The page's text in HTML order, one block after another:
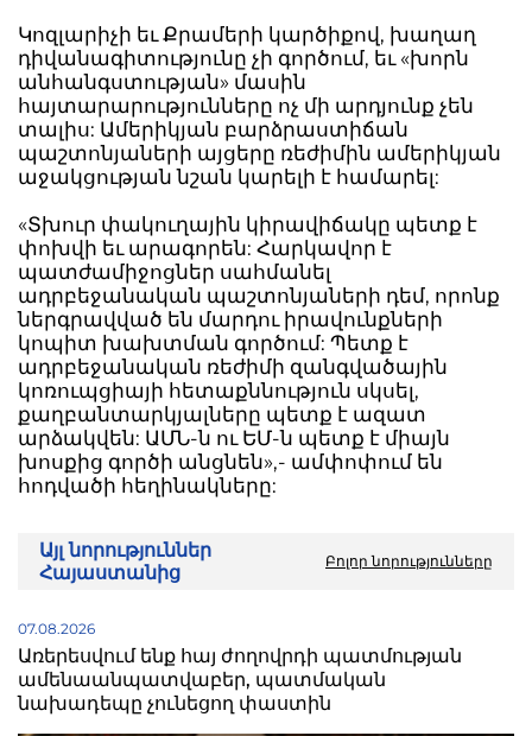
Կոզլարիչի եւ Քրամերի կարծիքով, խաղաղ
դիվանագիտությունը չի գործում, եւ «խորն
անհանգստության» մասին
հայտարարությունները ոչ մի արդյունք չեն
տալիս: Ամերիկյան բարձրաստիճան
պաշտոնյաների այցերը ռեժիմին ամերիկյան
աջակցության նշան կարելի է համարել:
«Տխուր փակուղային կիրավիճակը պետք է
փոխվի եւ արագորեն: Հարկավոր է
պատժամիջոցներ սահմանել
ադրբեջանական պաշտոնյաների դեմ, որոնք
ներգրավված են մարդու իրավունքների
կոպիտ խախտման գործում: Պետք է
ադրբեջանական ռեժիմի զանգվածային
կոռուպցիայի հետաքննություն սկսել,
քաղբանտարկյալները պետք է ազատ
արձակվեն: ԱՄՆ-ն ու ԵՄ-ն պետք է միայն
խոսքից գործի անցնեն»,- ամփոփում են
հոդվածի հեղինակները:
Այլ նորություններ
Հայաստանից
Բոլոր նորությունները
07.08.2026
Առերեսվում ենք հայ ժողովրդի պատմության
ամենաանպատվաբեր, պատմական
նախադեպը չունեցող փաստին